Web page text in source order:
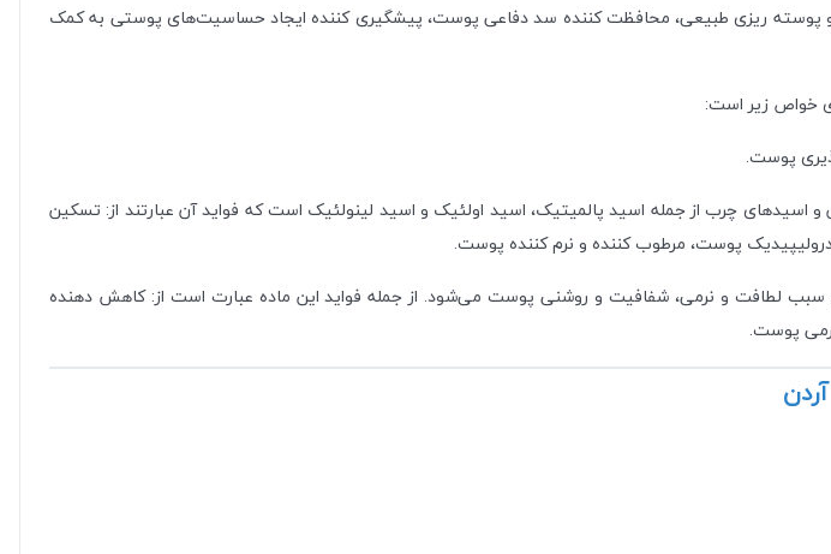
و پوسته ریزی طبیعی، محافظت کننده سد دفاعی پوست، پیشگیری کننده ایجاد حساسیت‌های پوستی به کمک
خواص زیر است:
پوست.
و اسید‌های چرب از جمله اسید پالمیتیک، اسید اولئیک و اسید لینولئیک است که فواید آن عبارتند از: تسکین
پوست، مرطوب کننده و نرم کننده پوست.
سبب لطافت و نرمی، شفافیت و روشنی پوست می‌شود. از جمله فواید این ماده عبارت است از: کاهش دهنده
پوست.